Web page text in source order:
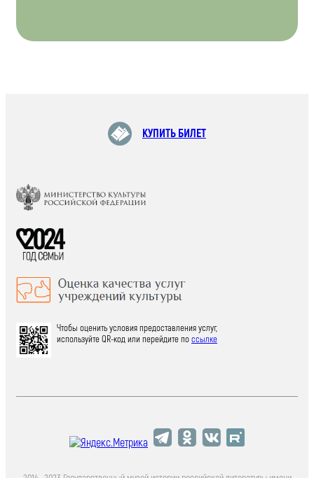
КУПИТЬ БИЛЕТ
Чтобы оценить условия предоставления услуг,
используйте QR-код или перейдите поссылке